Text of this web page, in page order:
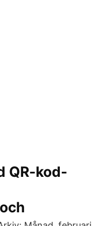
QR-kod-